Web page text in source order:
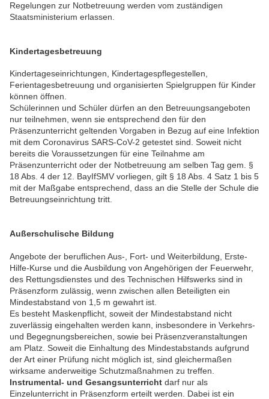
Regelungen zur Notbetreuung werden vom zuständigen
Staatsministerium erlassen.
Kindertagesbetreuung
Kindertageseinrichtungen, Kindertagespflegestellen,
Ferientagesbetreuung und organisierten Spielgruppen für Kinder
können öffnen.
Schülerinnen und Schüler dürfen an den Betreuungsangeboten
nur teilnehmen, wenn sie entsprechend den für den
Präsenzunterricht geltenden Vorgaben in Bezug auf eine Infektion
mit dem Coronavirus SARS-CoV-2 getestet sind. Soweit nicht
bereits die Voraussetzungen für eine Teilnahme am
Präsenzunterricht oder der Notbetreuung am selben Tag gem. §
18 Abs. 4 der 12. BayIfSMV vorliegen, gilt § 18 Abs. 4 Satz 1 bis 5
mit der Maßgabe entsprechend, dass an die Stelle der Schule die
Betreuungseinrichtung tritt.
Außerschulische Bildung
Angebote der beruflichen Aus-, Fort- und Weiterbildung, Erste-
Hilfe-Kurse und die Ausbildung von Angehörigen der Feuerwehr,
des Rettungsdienstes und des Technischen Hilfswerks sind in
Präsenzform zulässig, wenn zwischen allen Beteiligten ein
Mindestabstand von 1,5 m gewahrt ist.
Es besteht Maskenpflicht, soweit der Mindestabstand nicht
zuverlässig eingehalten werden kann, insbesondere in Verkehrs-
und Begegnungsbereichen, sowie bei Präsenzveranstaltungen
am Platz. Soweit die Einhaltung des Mindestabstands aufgrund
der Art einer Prüfung nicht möglich ist, sind gleichermaßen
wirksame anderweitige Schutzmaßnahmen zu treffen.
Instrumental- und Gesangsunterricht darf nur als
Einzelunterricht in Präsenzform erteilt werden. Dabei ist ein